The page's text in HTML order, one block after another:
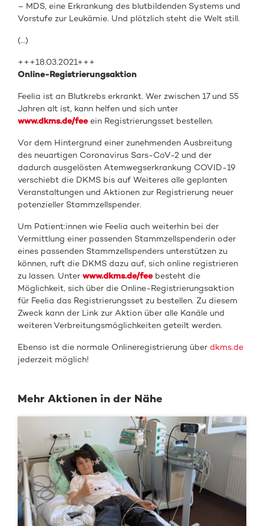
– MDS, eine Erkrankung des blutbildenden Systems und
Vorstufe zur Leukämie. Und plötzlich steht die Welt still.
(…)
+++18.03.2021+++
Online-Registrierungsaktion
Feelia ist an Blutkrebs erkrankt. Wer zwischen 17 und 55
Jahren alt ist, kann helfen und sich unter
www.dkms.de/fee ein Registrierungsset bestellen.
Vor dem Hintergrund einer zunehmenden Ausbreitung
des neuartigen Coronavirus Sars-CoV-2 und der
dadurch ausgelösten Atemwegserkrankung COVID-19
verschiebt die DKMS bis auf Weiteres alle geplanten
Veranstaltungen und Aktionen zur Registrierung neuer
potenzieller Stammzellspender.
Um Patient:innen wie Feelia auch weiterhin bei der
Vermittlung einer passenden Stammzellspenderin oder
eines passenden Stammzellspenders unterstützen zu
können, ruft die DKMS dazu auf, sich online registrieren
zu lassen. Unterwww.dkms.de/fee besteht die
Möglichkeit, sich über die Online-Registrierungsaktion
für Feelia das Registrierungsset zu bestellen. Zu diesem
Zweck kann der Link zur Aktion über alle Kanäle und
weiteren Verbreitungsmöglichkeiten geteilt werden.
Ebenso ist die normale Onlineregistrierung überdkms.de
jederzeit möglich!
Mehr Aktionen in der Nähe